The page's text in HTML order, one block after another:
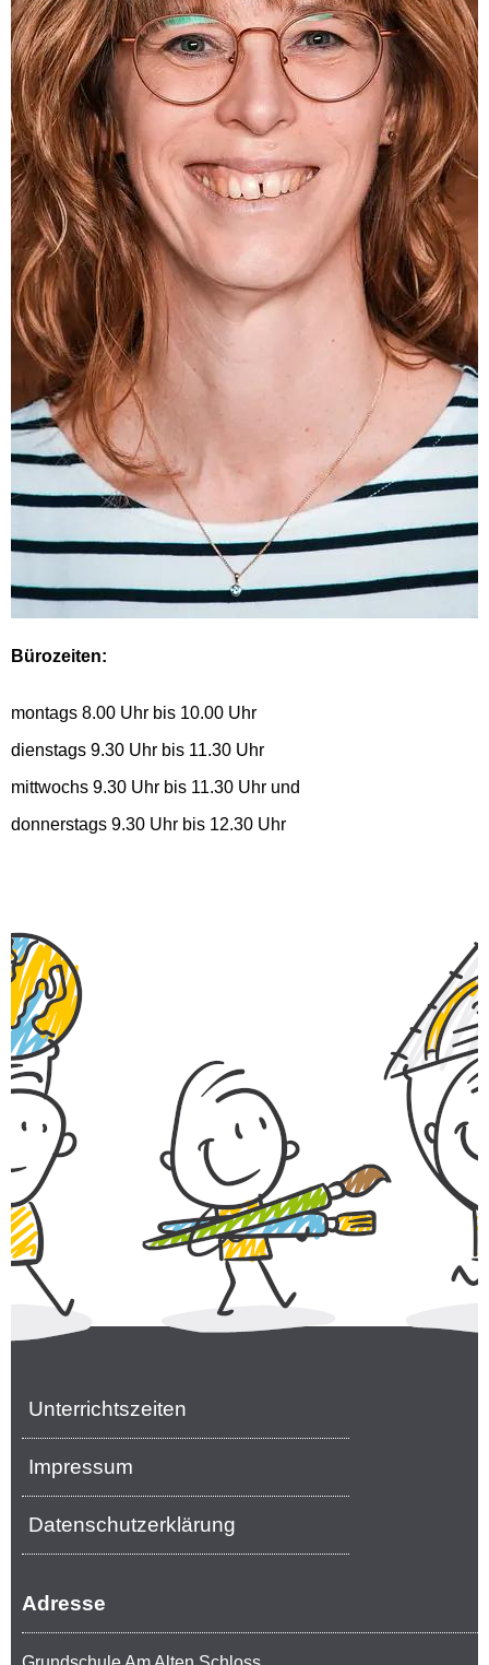
Bürozeiten:
montags 8.00 Uhr bis 10.00 Uhr
dienstags 9.30 Uhr bis 11.30 Uhr
mittwochs 9.30 Uhr bis 11.30 Uhr und
donnerstags 9.30 Uhr bis 12.30 Uhr
Unterrichtszeiten
Impressum
Datenschutzerklärung
Adresse